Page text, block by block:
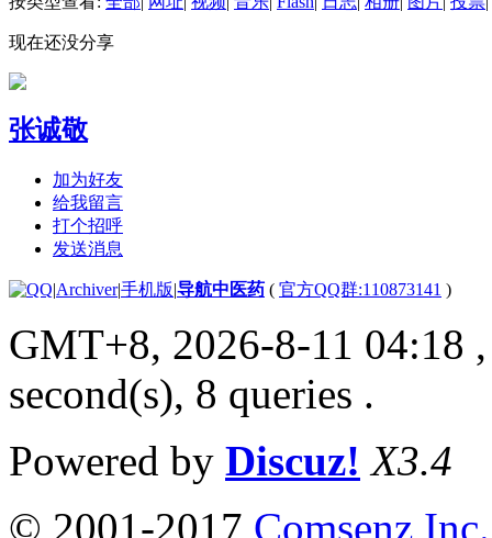
现在还没分享
张诚敬
加为好友
给我留言
打个招呼
发送消息
|Archiver|手机版|导航中医药 ( 官方QQ群:110873141 )
GMT+8, 2026-8-11 04:18
second(s), 8 queries .
Powered by Discuz! X3.4
© 2001-2017 Comsenz Inc.